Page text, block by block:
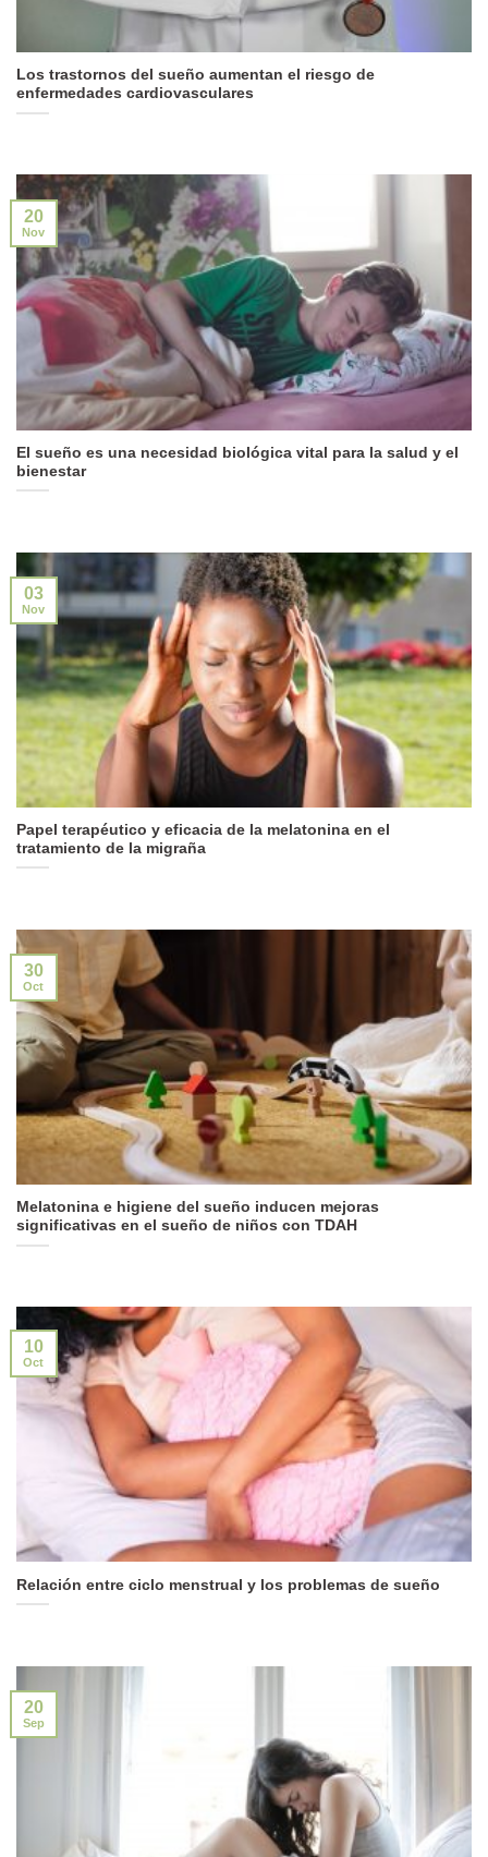
Los trastornos del sueño aumentan el riesgo de
enfermedades cardiovasculares
El sueño es una necesidad biológica vital para la salud y el
bienestar
20
Nov
Papel terapéutico y eficacia de la melatonina en el
tratamiento de la migraña
03
Nov
Melatonina e higiene del sueño inducen mejoras
significativas en el sueño de niños con TDAH
30
Oct
Relación entre ciclo menstrual y los problemas de sueño
10
Oct
20
Sep